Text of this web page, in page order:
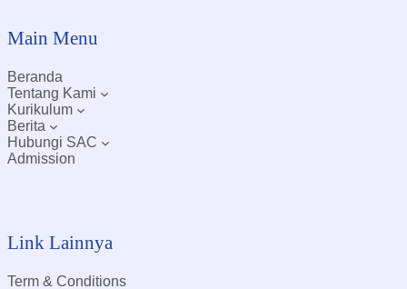
Main Menu
Beranda
Tentang Kami
Kurikulum
Berita
Hubungi SAC
Admission
Link Lainnya
Term & Conditions